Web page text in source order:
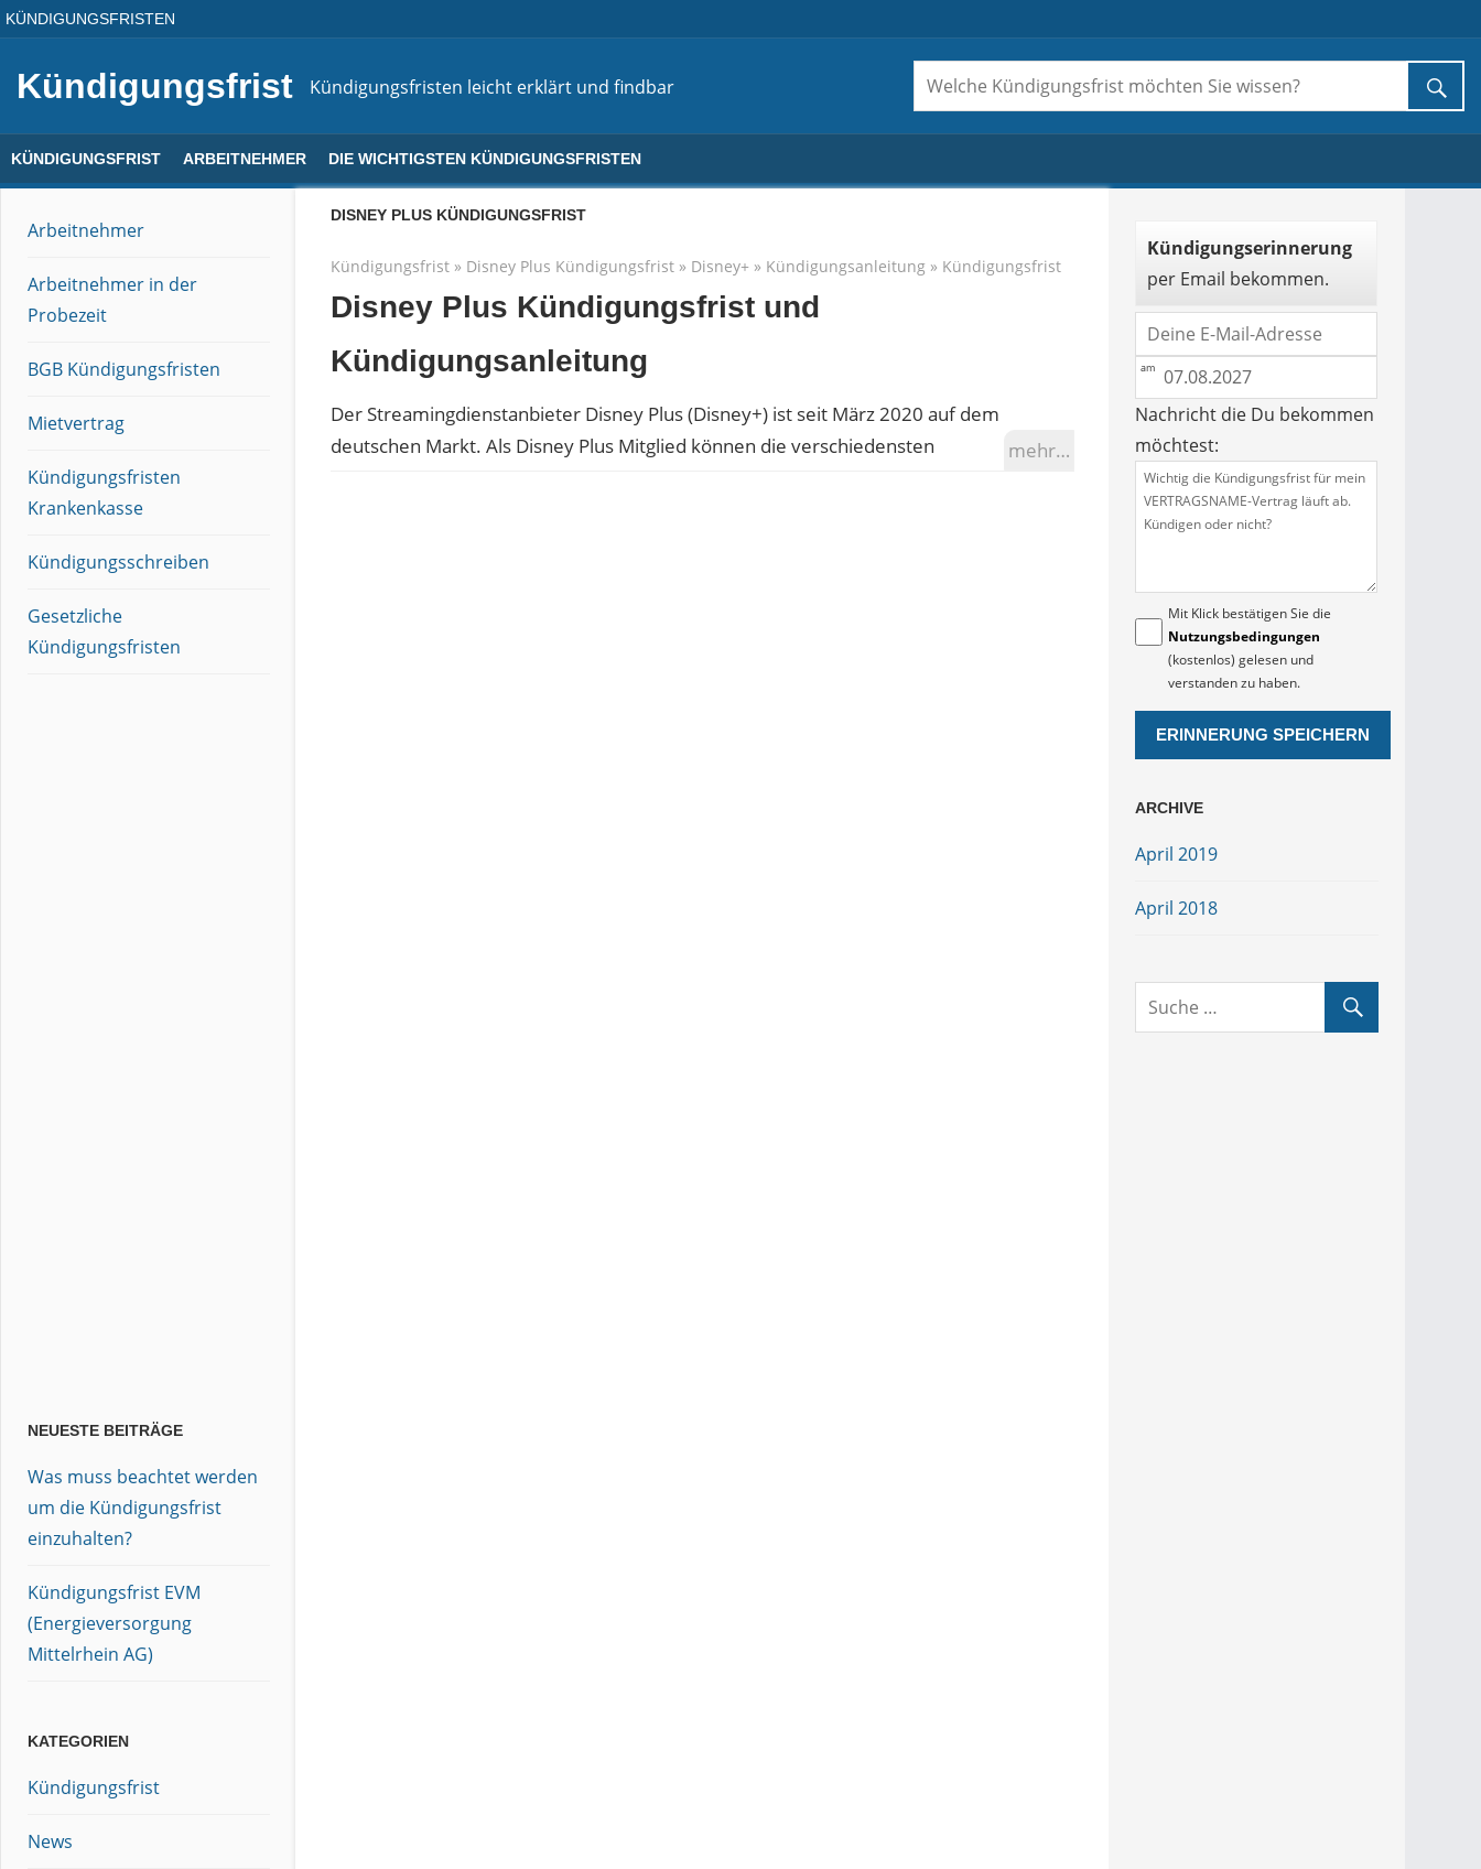
Direkt
Inhalt
KÜNDIGUNGSFRISTEN
Kündigungsfrist Kündigungsfristen leicht erklärt und findbar
KÜNDIGUNGSFRIST ARBEITNEHMER DIE WICHTIGSTEN KÜNDIGUNGSFRISTEN
DISNEY PLUS KÜNDIGUNGSFRIST
Kündigungsfrist» Disney Plus Kündigungsfrist» Disney+» Kündigungsanleitung» Kündigungsfrist
Disney Plus Kündigungsfrist und
Kündigungsanleitung
Der Streamingdienstanbieter Disney Plus (Disney+) ist seit März 2020 auf dem
deutschen Markt. Als Disney Plus Mitglied können die verschiedensten
mehr…
Arbeitnehmer
Arbeitnehmer in der
Probezeit
BGB Kündigungsfristen
Mietvertrag
Kündigungsfristen
Krankenkasse
Kündigungsschreiben
Gesetzliche
Kündigungsfristen
NEUESTE BEITRÄGE
Was muss beachtet werden
um die Kündigungsfrist
einzuhalten?
Kündigungsfrist EVM
(Energieversorgung
Mittelrhein AG)
KATEGORIEN
Kündigungsfrist
News
Kündigungserinnerung
per Email bekommen.
Nachricht die Du bekommen
möchtest:
Mit Klick bestätigen Sie die
Nutzungsbedingungen
(kostenlos) gelesen und
verstanden zu haben.
ARCHIVE
April 2019
April 2018